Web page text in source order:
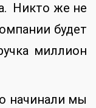
Никто же не
будет
миллион
начинали мы